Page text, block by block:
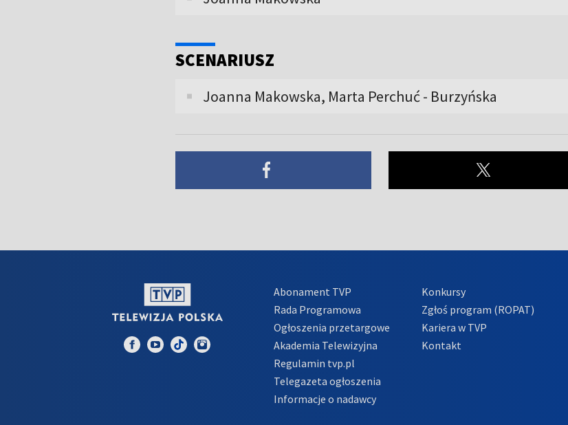
SCENARIUSZ
Joanna Makowska, Marta Perchuć - Burzyńska
Abonament TVP
Rada Programowa
Ogłoszenia przetargowe
Akademia Telewizyjna
Regulamin tvp.pl
Telegazeta ogłoszenia
Informacje o nadawcy
Konkursy
Zgłoś program (ROPAT)
Kariera w TVP
Kontakt